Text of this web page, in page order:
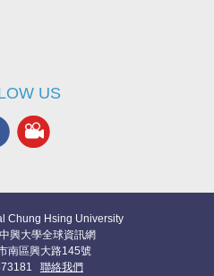
US
Chung Hsing University
興大學全球資訊網
南區興大路145號
聯絡我們